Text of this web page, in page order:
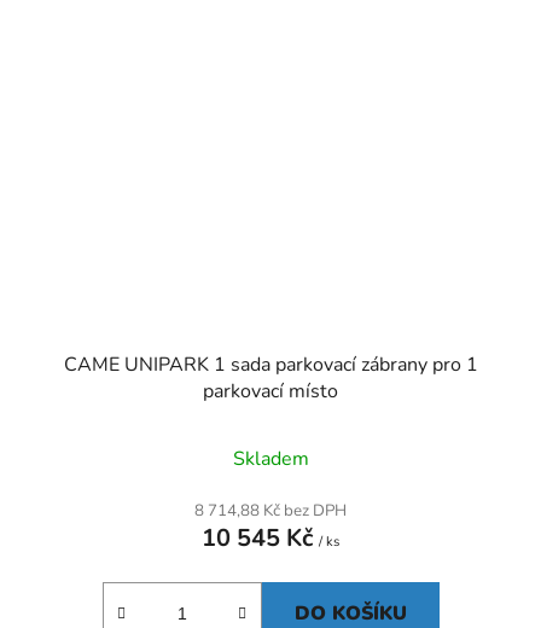
CAME UNIPARK 1 sada parkovací zábrany pro 1
parkovací místo
Skladem
8 714,88 Kč bez DPH
10 545 Kč / ks
DO KOŠÍKU